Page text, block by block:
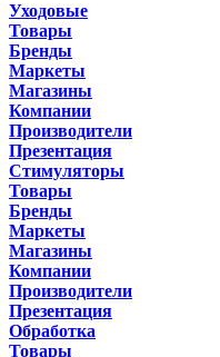
Уходовые
Товары
Бренды
Маркеты
Магазины
Компании
Производители
Презентация
Стимуляторы
Товары
Бренды
Маркеты
Магазины
Компании
Производители
Презентация
Обработка
Товары